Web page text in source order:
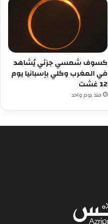
كسوف شمسي جزئي يُشاهد
في المغرب وكلي بإسبانيا يوم
12 غشت
منذ يوم واحد